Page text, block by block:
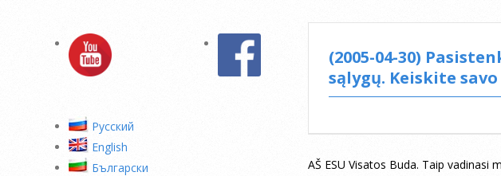
(2005-04-30)
sąlygų. Keiskite
AŠ ESU Visatos Buda. Taip vadinasi
Pусский
English
Български